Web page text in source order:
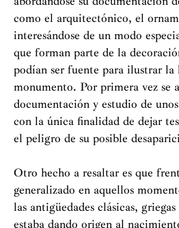
como el arquitectónico, el
interesándose de un modo
que forman parte de la
podían ser fuente para ilustrar la
monumento. Por primera vez se
documentación y estudio de
con la única finalidad de dejar
el peligro de su posible
Otro hecho a resaltar es que
generalizado en aquellos
las antigüedades clásicas,
estaba dando origen al